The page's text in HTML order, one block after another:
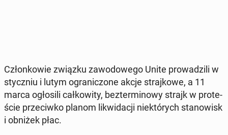
Człon­ko­wie związku za­wo­do­we­go Unite pro­wa­dzi­li w
stycz­niu i lutym ogra­ni­czo­ne akcje straj­ko­we, a 11
marca ogło­si­li cał­ko­wi­ty, bez­ter­mi­no­wy strajk w pro­te­
ście prze­ciw­ko planom li­kwi­da­cji nie­któ­rych sta­no­wisk
i obniżek płac.